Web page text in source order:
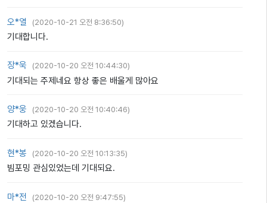
오*열 (2020-10-21 오전 8:36:50)
기대합니다.
장*욱 (2020-10-20 오전 10:44:30)
기대되는 주제네요 항상 좋은 배울게 많아요
양*웅 (2020-10-20 오전 10:40:46)
기대하고 있겠습니다.
현*봉 (2020-10-20 오전 10:13:35)
빔포밍 관심있었는데 기대되요.
마*전 (2020-10-20 오전 9:47:55)